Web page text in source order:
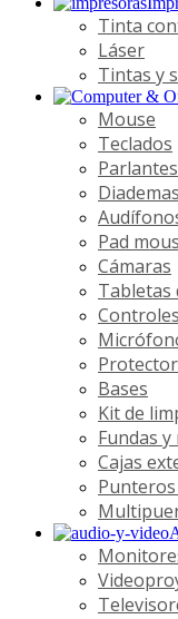
Tinta
Láser
Tintas y
Mouse
Teclados
Parlantes
Diademas
Pad
Cámaras
Tabletas
Controles
Bases
Kit de
Fundas
Cajas